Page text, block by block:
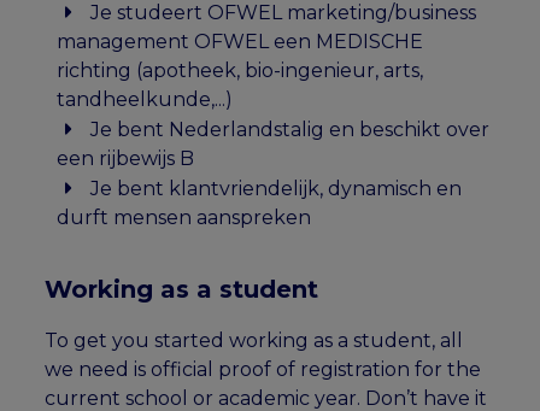
Je studeert OFWEL marketing/business
management OFWEL een MEDISCHE
richting (apotheek, bio-ingenieur, arts,
tandheelkunde,...)
Je bent Nederlandstalig en beschikt over
een rijbewijs B
Je bent klantvriendelijk, dynamisch en
durft mensen aanspreken
Working as a student
To get you started working as a student, all
we need is official proof of registration for the
current school or academic year. Don’t have it